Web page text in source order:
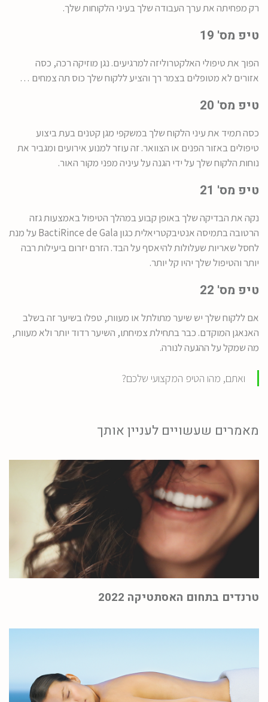
רק מפחיתה את ערך העבודה שלך בעיני הלקוחות שלך.
טיפ מס' 19
הפוך את טיפולי האלקטרוליזה למרגיעים. נגן מוזיקה רכה, כסה
אזורים לא מטופלים בצמר רך והציע ללקוח שלך כוס תה צמחים …
טיפ מס' 20
כסה תמיד את עיני הלקוח שלך במשקפי מגן קטנים בעת ביצוע
טיפולים באזור הפנים או הצוואר. זה עוזר למנוע אירועים ומגביר את
נוחות הלקוח שלך על ידי הגנה על עיניה מפני מקור האור.
טיפ מס' 21
נקה את הבדיקה שלך באופן קבוע במהלך הטיפול באמצעות גזה
הרטובה בתמיסה אנטיבקטריאלית כגון BactiRince de Gala על מנת
לחסל שאריות שעלולות להיאסף על הבד. הזרם יזרום ביעילות רבה
יותר והטיפול שלך יהיו קל יותר.
טיפ מס' 22
אם ללקוח שלך יש שיער מתולתל או מעוות, טפלו בשיער זה בשלב
האנאגן המוקדם. כבר בתחילת צמיחתו, השיער רדוד יותר ולא מעוות,
מה שמקל על ההגעה לנורה.
ואתם, מהו הטיפ המקצועי שלכם?
מאמרים שעשויים לעניין אותך
טרנדים בתחום האסתטיקה 2022